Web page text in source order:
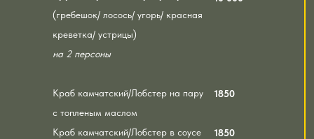
(гребешок/ лосось/ угорь/ красная
креветка/ устрицы)
на 2 персоны
Краб камчатский/Лобстер на пару
с топленым маслом
Краб камчатский/Лобстер в соусе
1850
1850